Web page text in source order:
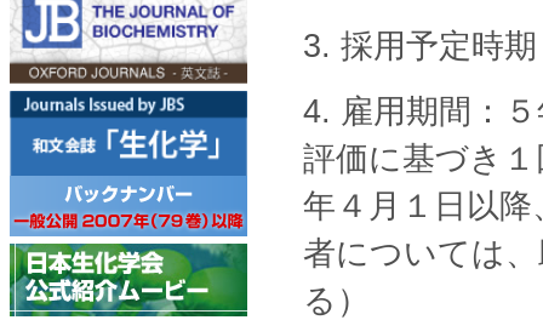
3. 採用予定時
4. 雇用期間：
評価に基づき
年４月１日以
者については
る）